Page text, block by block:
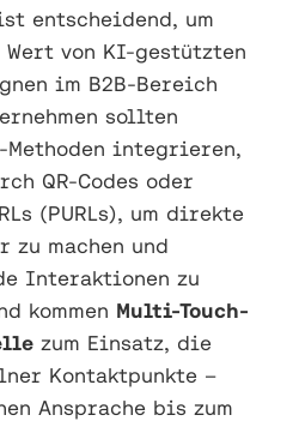
entscheidend, um
von KI-gestützten
im B2B-Bereich
sollten
Methoden integrieren,
QR-Codes oder
(PURLs), um direkte
zu machen und
Interaktionen zu
kommen Multi-Touch-
zum Einsatz, die
Kontaktpunkte –
Ansprache bis zum